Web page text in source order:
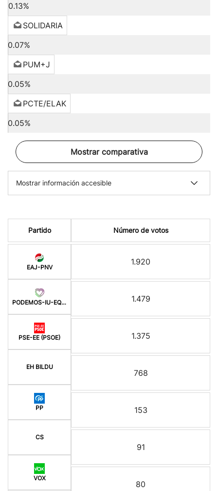
0.13%
SOLIDARIA
0.07%
PUM+J
0.05%
PCTE/ELAK
0.05%
Mostrar comparativa
Mostrar información accesible
Partido
EAJ-PNV
PODEMOS-IU-EQUO BERD
PSE-EE (PSOE)
EH BILDU
PP
CS
VOX
Número de votos
1.920
1.479
1.375
768
153
91
80